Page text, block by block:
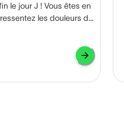
le jour J ! Vous êtes en
les douleurs du
bientôt rencontrer votre